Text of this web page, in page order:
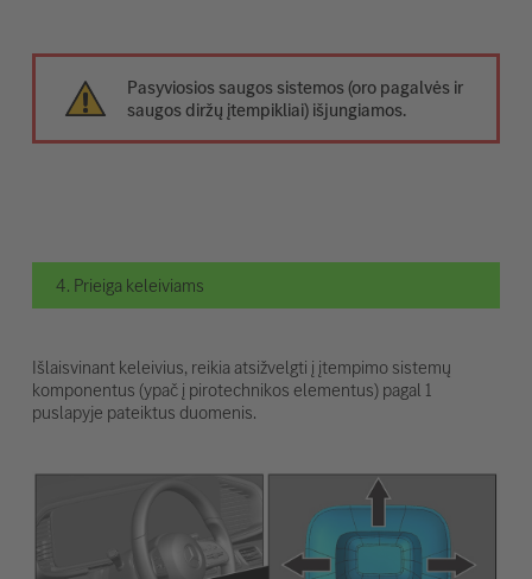
Pasyviosios saugos sistemos (oro pagalvės ir
saugos diržų įtempikliai) išjungiamos.
4. Prieiga keleiviams
Išlaisvinant keleivius, reikia atsižvelgti į įtempimo sistemų
komponentus (ypač į pirotechnikos elementus) pagal 1
puslapyje pateiktus duomenis.